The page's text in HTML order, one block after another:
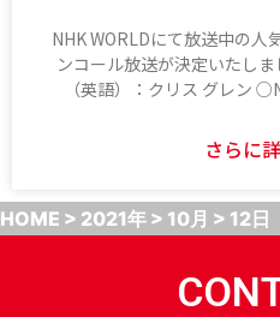
NHK WORLDにて放送中の
ンコール放送が決定いたし
（英語）：クリス グレン
さらに
HOME > 2021年 > 10月 > 12日